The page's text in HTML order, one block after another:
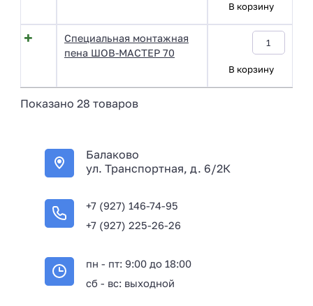
В корзину
Специальная монтажная
пена ШОВ-МАСТЕР 70
В корзину
Показано 28 товаров
Балаково
ул. Транспортная, д. 6/2К
+7 (927) 146-74-95
+7 (927) 225-26-26
пн - пт: 9:00 до 18:00
сб - вс: выходной